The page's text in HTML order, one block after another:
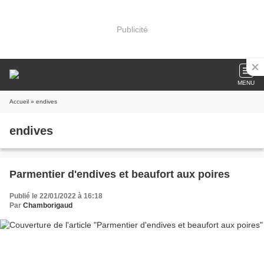
Publicité
MENU
Accueil » endives
endives
Parmentier d'endives et beaufort aux poires
Publié le 22/01/2022 à 16:18
Par Chamborigaud